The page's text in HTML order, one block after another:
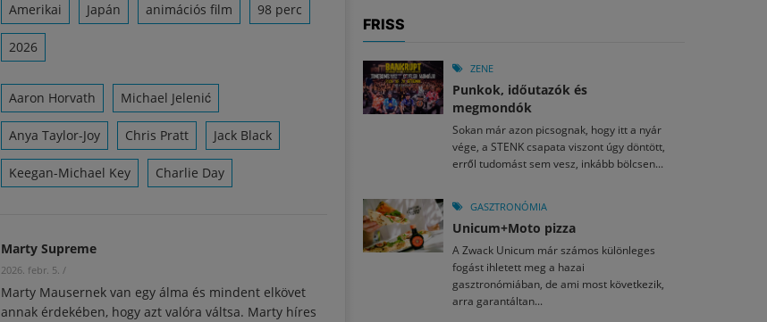
Amerikai Japán animációs film 98 perc
2026
Aaron Horvath Michael Jelenić
Anya Taylor-Joy Chris Pratt Jack Black
Keegan-Michael Key Charlie Day
Marty Supreme
2026. febr. 5. /
Marty Mausernek van egy álma és mindent elkövet
annak érdekében, hogy azt valóra váltsa. Marty híres
FRISS
ZENE
Punkok, időutazók és
megmondók
Sokan már azon picsognak, hogy itt a nyár
vége, a STENK csapata viszont úgy döntött,
erről tudomást sem vesz, inkább bölcsen...
GASZTRONÓMIA
Unicum+Moto pizza
A Zwack Unicum már számos különleges
fogást ihletett meg a hazai
gasztronómiában, de ami most következik,
arra garantáltan...